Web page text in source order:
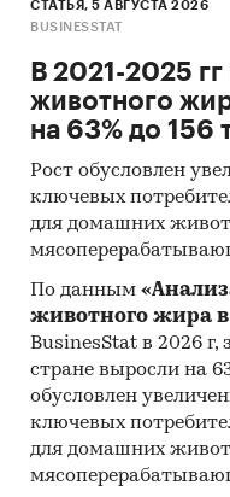
сотрудничества
Материалы
Материалы
Результаты
Research Group.
Объём и структура
Процедура
предполагает
совокупности.
все доступные
К отчету
пригодная к
данных с
СТАТЬЯ, 5 АВГУСТА 2026
BUSINESSTAT
В 2021-2025
животного
на 63% до 156
Рост обусловлен
ключевых
для домашних
По данным
животного жира в
BusinesStat в 2026 г,
стране выросли на
обусловлен
ключевых
для домашних